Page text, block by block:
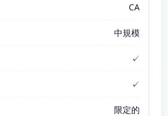
CA
中規模
✓
✓
限定的